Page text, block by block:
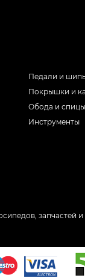
Педали и
Покрышки и
Обода и спицы
Инструменты
запчастей